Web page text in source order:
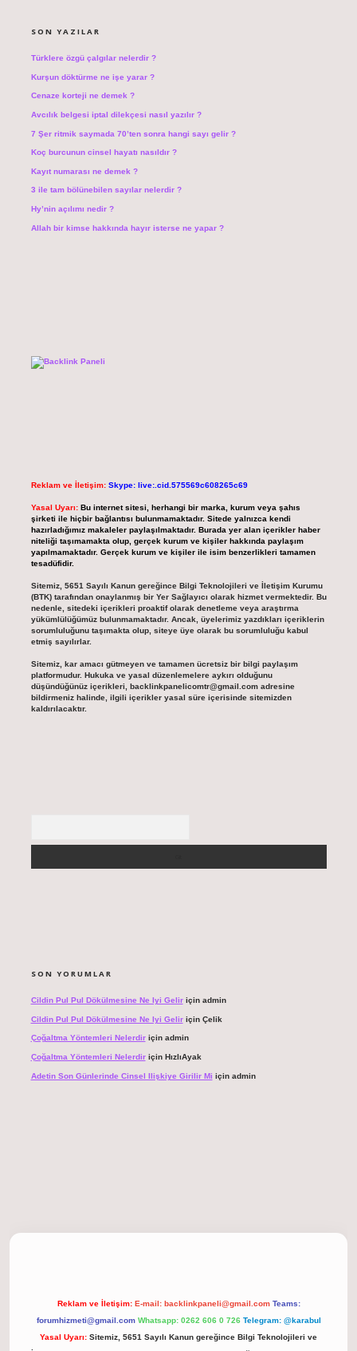
SON YAZILAR
Türklere özgü çalgılar nelerdir ?
Kurşun döktürme ne işe yarar ?
Cenaze korteji ne demek ?
Avcılık belgesi iptal dilekçesi nasıl yazılır ?
7 Şer ritmik saymada 70’ten sonra hangi sayı gelir ?
Koç burcunun cinsel hayatı nasıldır ?
Kayıt numarası ne demek ?
3 ile tam bölünebilen sayılar nelerdir ?
Hy’nin açılımı nedir ?
Allah bir kimse hakkında hayır isterse ne yapar ?
Reklam ve İletişim: Skype: live:.cid.575569c608265c69
Yasal Uyarı: Bu internet sitesi, herhangi bir marka, kurum veya şahıs
şirketi ile hiçbir bağlantısı bulunmamaktadır. Sitede yalnızca kendi
hazırladığımız makaleler paylaşılmaktadır. Burada yer alan içerikler haber
niteliği taşımamakta olup, gerçek kurum ve kişiler hakkında paylaşım
yapılmamaktadır. Gerçek kurum ve kişiler ile isim benzerlikleri tamamen
tesadüfidir.
Sitemiz, 5651 Sayılı Kanun gereğince Bilgi Teknolojileri ve İletişim Kurumu
(BTK) tarafından onaylanmış bir Yer Sağlayıcı olarak hizmet vermektedir. Bu
nedenle, sitedeki içerikleri proaktif olarak denetleme veya araştırma
yükümlülüğümüz bulunmamaktadır. Ancak, üyelerimiz yazdıkları içeriklerin
sorumluluğunu taşımakta olup, siteye üye olarak bu sorumluluğu kabul
etmiş sayılırlar.
Sitemiz, kar amacı gütmeyen ve tamamen ücretsiz bir bilgi paylaşım
platformudur. Hukuka ve yasal düzenlemelere aykırı olduğunu
düşündüğünüz içerikleri, backlinkpanelicomtr@gmail.comadresine
bildirmeniz halinde, ilgili içerikler yasal süre içerisinde sitemizden
kaldırılacaktır.
SON YORUMLAR
Cildin Pul Pul Dökülmesine Ne Iyi Geliriçin admin
Cildin Pul Pul Dökülmesine Ne Iyi Geliriçin Çelik
Çoğaltma Yöntemleri Nelerdiriçin admin
Çoğaltma Yöntemleri Nelerdiriçin HızlıAyak
Adetin Son Günlerinde Cinsel Ilişkiye Girilir Mi için admin
Reklam ve İletişim: E-mail: backlinkpaneli@gmail.com Teams:
forumhizmeti@gmail.com Whatsapp: 0262 606 0 726 Telegram: @karabul
Yasal Uyarı: Sitemiz, 5651 Sayılı Kanun gereğince Bilgi Teknolojileri ve